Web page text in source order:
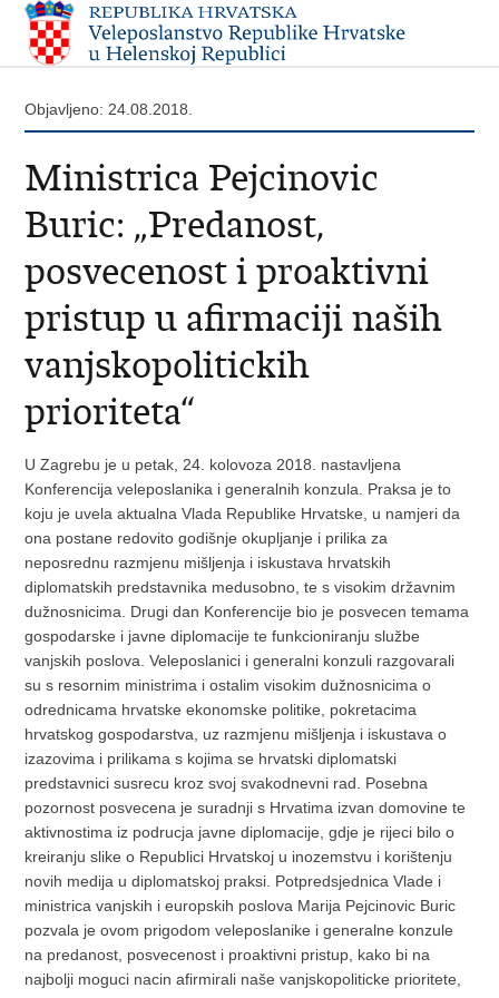
Objavljeno: 24.08.2018.
Ministrica Pejcinovic
Buric: „Predanost,
posvecenost i proaktivni
pristup u afirmaciji naših
vanjskopolitickih
prioriteta“
U Zagrebu je u petak, 24. kolovoza 2018. nastavljena
Konferencija veleposlanika i generalnih konzula. Praksa je to
koju je uvela aktualna Vlada Republike Hrvatske, u namjeri da
ona postane redovito godišnje okupljanje i prilika za
neposrednu razmjenu mišljenja i iskustava hrvatskih
diplomatskih predstavnika medusobno, te s visokim državnim
dužnosnicima. Drugi dan Konferencije bio je posvecen temama
gospodarske i javne diplomacije te funkcioniranju službe
vanjskih poslova. Veleposlanici i generalni konzuli razgovarali
su s resornim ministrima i ostalim visokim dužnosnicima o
odrednicama hrvatske ekonomske politike, pokretacima
hrvatskog gospodarstva, uz razmjenu mišljenja i iskustava o
izazovima i prilikama s kojima se hrvatski diplomatski
predstavnici susrecu kroz svoj svakodnevni rad. Posebna
pozornost posvecena je suradnji s Hrvatima izvan domovine te
aktivnostima iz podrucja javne diplomacije, gdje je rijeci bilo o
kreiranju slike o Republici Hrvatskoj u inozemstvu i korištenju
novih medija u diplomatskoj praksi. Potpredsjednica Vlade i
ministrica vanjskih i europskih poslova Marija Pejcinovic Buric
pozvala je ovom prigodom veleposlanike i generalne konzule
na predanost, posvecenost i proaktivni pristup, kako bi na
najbolji moguci nacin afirmirali naše vanjskopoliticke prioritete,